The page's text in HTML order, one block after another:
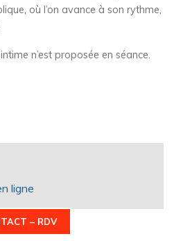
où l’on avance à son rythme,
n’est proposée en séance.
ligne
– RDV